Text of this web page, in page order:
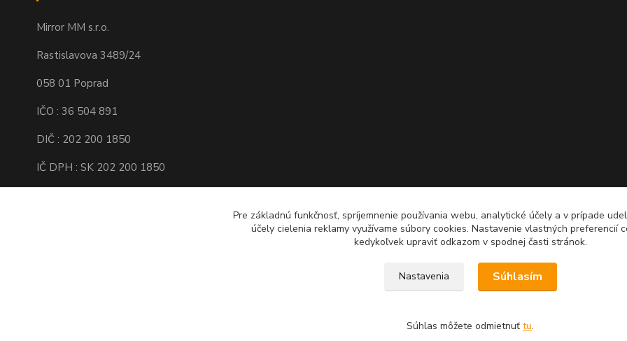
Mirror MM s.r.o.
Rastislavova 3489/24
058 01 Poprad
IČO : 36 504 891
DIČ : 202 200 1850
IČ DPH : SK 202 200 1850
Pre základnú funkčnosť, spríjemnenie používania webu, analytické účely a v prípade
účely cielenia reklamy využívame súbory cookies. Nastavenie vlastných preferencií
kedykoľvek upraviť odkazom v spodnej časti stránok.
Nastavenia Súhlasím
Súhlas môžete odmietnuť tu.